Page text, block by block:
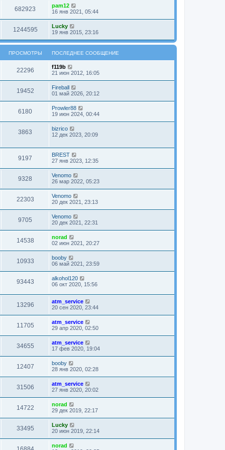
н
и
о
б
е
и
м
у
о
б
щ
е
н
ю
л
е
д
е
м
у
с
щ
е
и
682923
pam12
16 янв 2021, 05:44
1244595
Lucky
19 янв 2015, 23:16
ПРОСМОТРЫ ПОСЛЕДНЕЕ СООБЩЕНИЕ
22296
f119b
21 июн 2012, 16:05
19452
Fireball
01 май 2026, 20:12
6180
Prowler88
19 июн 2024, 00:44
3863
bizrico
12 дек 2023, 20:09
9197
BREST
27 янв 2023, 12:35
9328
Venomo
26 мар 2022, 05:23
22303
Venomo
20 дек 2021, 23:13
9705
Venomo
20 дек 2021, 22:31
14538
norad
02 июн 2021, 20:27
10933
booby
06 май 2021, 23:59
93443
alkohol120
06 окт 2020, 15:56
13296
atm_service
20 сен 2020, 23:44
11705
atm_service
29 апр 2020, 02:50
34655
atm_service
17 фев 2020, 19:04
12407
booby
28 янв 2020, 02:28
31506
atm_service
27 янв 2020, 20:02
14722
norad
29 дек 2019, 22:17
33495
Lucky
20 июн 2019, 22:14
norad